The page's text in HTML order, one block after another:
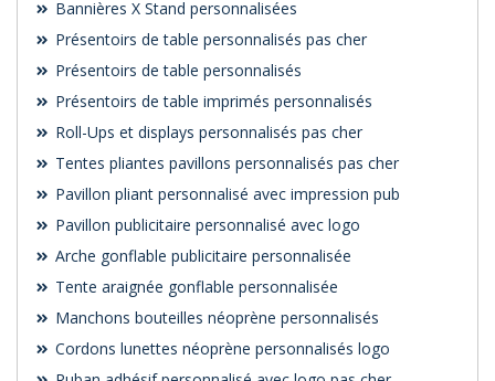
Bannières X Stand personnalisées
Présentoirs de table personnalisés pas cher
Présentoirs de table personnalisés
Présentoirs de table imprimés personnalisés
Roll-Ups et displays personnalisés pas cher
Tentes pliantes pavillons personnalisés pas cher
Pavillon pliant personnalisé avec impression pub
Pavillon publicitaire personnalisé avec logo
Arche gonflable publicitaire personnalisée
Tente araignée gonflable personnalisée
Manchons bouteilles néoprène personnalisés
Cordons lunettes néoprène personnalisés logo